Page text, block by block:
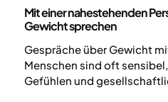
Mit einer nahestehenden
Gewicht sprechen
Gespräche über Gewicht
Menschen sind oft
Gefühlen und